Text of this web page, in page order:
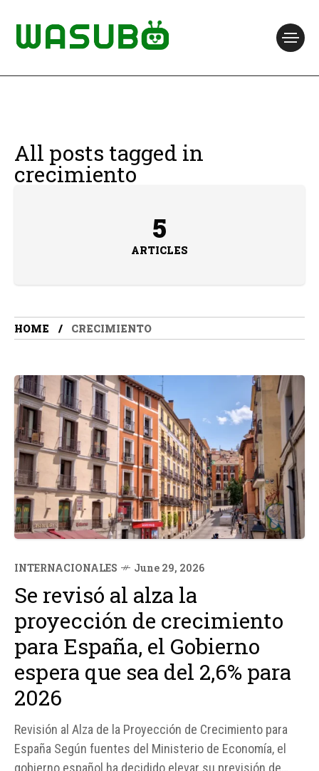
All posts tagged in
crecimiento
5
ARTICLES
HOME CRECIMIENTO
INTERNACIONALES June 29, 2026
Se revisó al alza la
proyección de crecimiento
para España, el Gobierno
espera que sea del 2,6% para
2026
Revisión al Alza de la Proyección de Crecimiento para
España Según fuentes del Ministerio de Economía, el
gobierno español ha decidido elevar su previsión de